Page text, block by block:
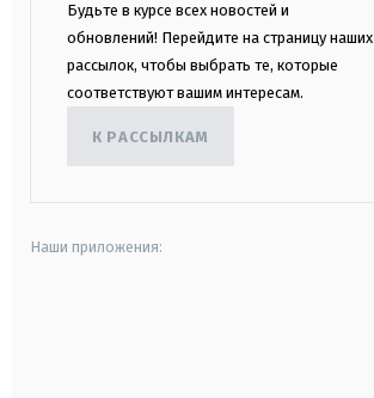
Будьте в курсе всех новостей и
обновлений! Перейдите на страницу наших
рассылок, чтобы выбрать те, которые
соответствуют вашим интересам.
К РАССЫЛКАМ
Наши приложения: